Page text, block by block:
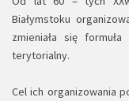
Białymstoku
zmieniała się
terytorialny.
Cel ich organizowania